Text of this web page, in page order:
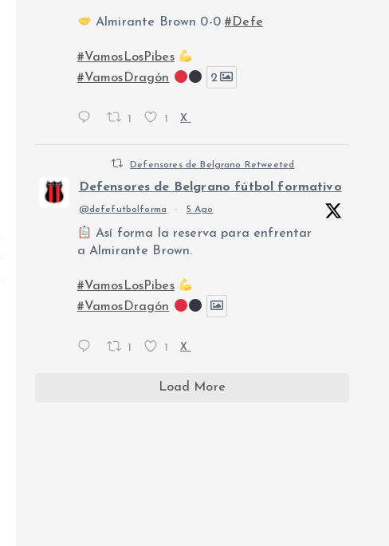
Almirante Brown 0-0#Defe
#VamosLosPibes
#VamosDragón
2
1 1 X
Defensores de Belgrano Retweeted
Defensores de Belgrano fútbol formativo
@defefutbolforma · 5 Ago
Así forma la reserva para enfrentar
a Almirante Brown.
#VamosLosPibes
#VamosDragón
1 1 X
Load More